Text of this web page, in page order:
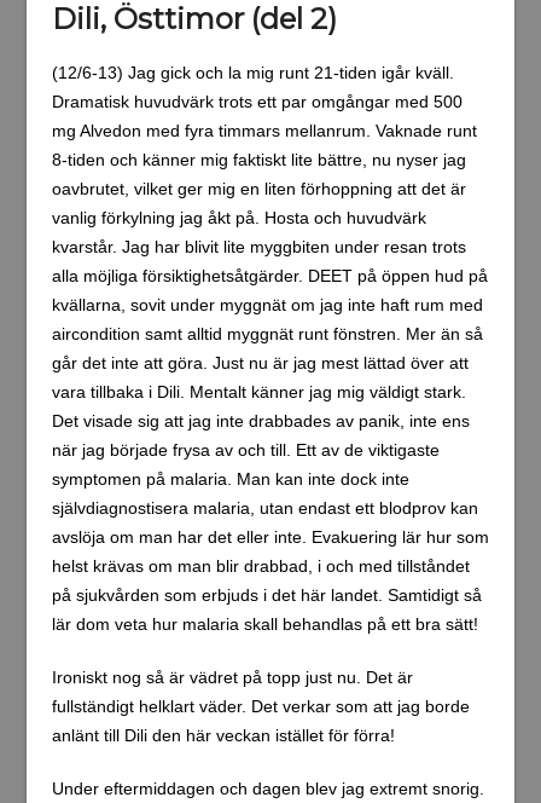
Dili, Östtimor (del 2)
(12/6-13) Jag gick och la mig runt 21-tiden igår kväll.
Dramatisk huvudvärk trots ett par omgångar med 500
mg Alvedon med fyra timmars mellanrum. Vaknade runt
8-tiden och känner mig faktiskt lite bättre, nu nyser jag
oavbrutet, vilket ger mig en liten förhoppning att det är
vanlig förkylning jag åkt på. Hosta och huvudvärk
kvarstår. Jag har blivit lite myggbiten under resan trots
alla möjliga försiktighetsåtgärder. DEET på öppen hud på
kvällarna, sovit under myggnät om jag inte haft rum med
aircondition samt alltid myggnät runt fönstren. Mer än så
går det inte att göra. Just nu är jag mest lättad över att
vara tillbaka i Dili. Mentalt känner jag mig väldigt stark.
Det visade sig att jag inte drabbades av panik, inte ens
när jag började frysa av och till. Ett av de viktigaste
symptomen på malaria. Man kan inte dock inte
självdiagnostisera malaria, utan endast ett blodprov kan
avslöja om man har det eller inte. Evakuering lär hur som
helst krävas om man blir drabbad, i och med tillståndet
på sjukvården som erbjuds i det här landet. Samtidigt så
lär dom veta hur malaria skall behandlas på ett bra sätt!
Ironiskt nog så är vädret på topp just nu. Det är
fullständigt helklart väder. Det verkar som att jag borde
anlänt till Dili den här veckan istället för förra!
Under eftermiddagen och dagen blev jag extremt snorig.